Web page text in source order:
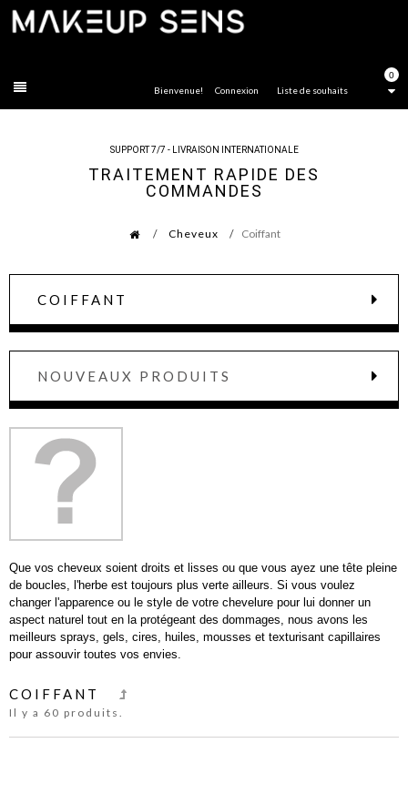
0
Liste de souhaits
Bienvenue! Connexion
SUPPORT 7/7 - LIVRAISON INTERNATIONALE
TRAITEMENT RAPIDE DES
COMMANDES
Cheveux Coiffant
COIFFANT
NOUVEAUX PRODUITS
Que vos cheveux soient droits et lisses ou que vous ayez une tête pleine
de boucles, l'herbe est toujours plus verte ailleurs. Si vous voulez
changer l'apparence ou le style de votre chevelure pour lui donner un
aspect naturel tout en la protégeant des dommages, nous avons les
meilleurs sprays, gels, cires, huiles, mousses et texturisant capillaires
pour assouvir toutes vos envies.
COIFFANT
Il y a 60 produits.